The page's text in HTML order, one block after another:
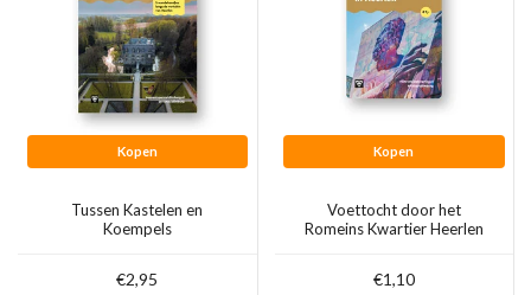
Kopen
Tussen Kastelen en
Koempels
€2,95
Kopen
Voettocht door het
Romeins Kwartier Heerlen
€1,10